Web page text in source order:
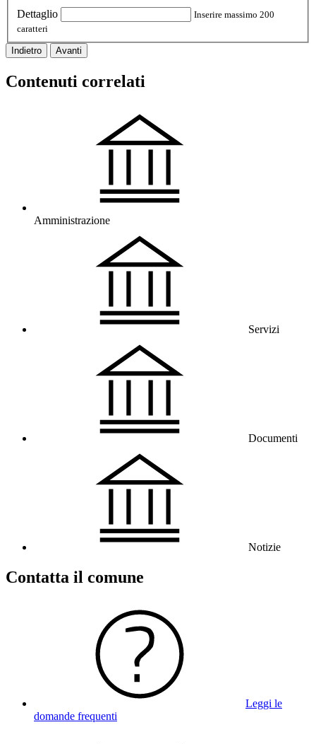
Dettaglio
Inserire massimo 200
caratteri
Indietro Avanti
Contenuti correlati
Amministrazione
Servizi
Documenti
Notizie
Contatta il comune
Leggi le
domande frequenti